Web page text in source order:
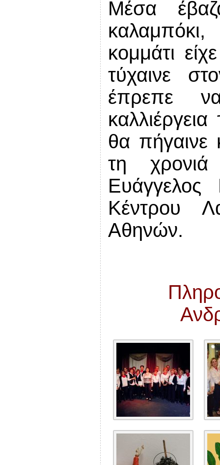
Μέσα
κομμάτι
τύχαινε
έπρεπε
θα πήγαινε
τη
Ευάγγελος
Κέντρου
Αθηνών.